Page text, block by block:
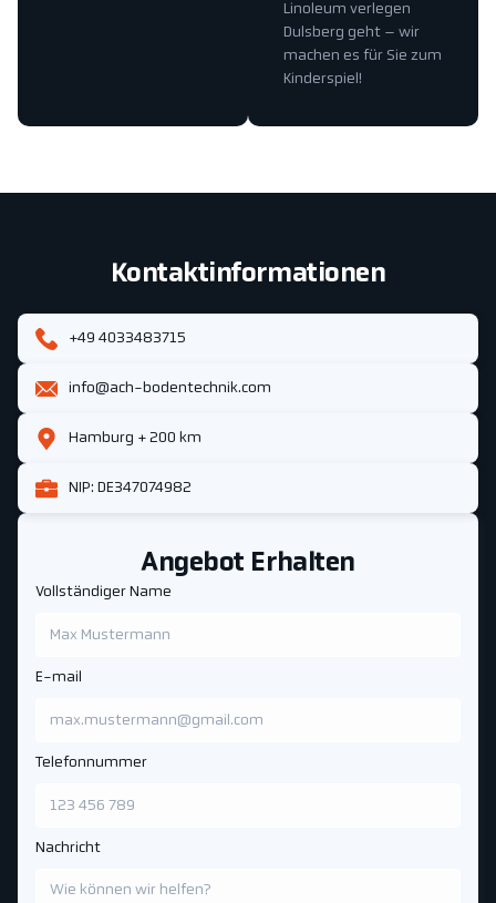
Linoleum verlegen
Dulsberg geht – wir
machen es für Sie zum
Kinderspiel!
Angebot Erhalten
Vollständiger Name
E-mail
Telefonnummer
Nachricht
Kontaktinformationen
+49 4033483715
info@ach-bodentechnik.com
Hamburg + 200 km
NIP: DE347074982